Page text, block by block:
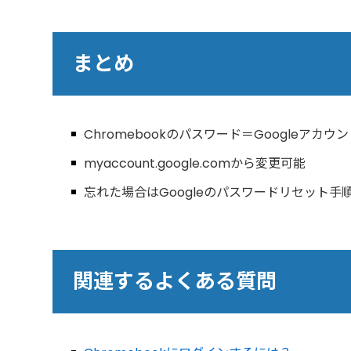
まとめ
Chromebookのパスワード＝Googleアカウン
myaccount.google.comから変更可能
忘れた場合はGoogleのパスワードリセット手
関連するよくある質問